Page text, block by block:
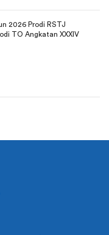
2026 Prodi RSTJ
TO Angkatan XXXIV